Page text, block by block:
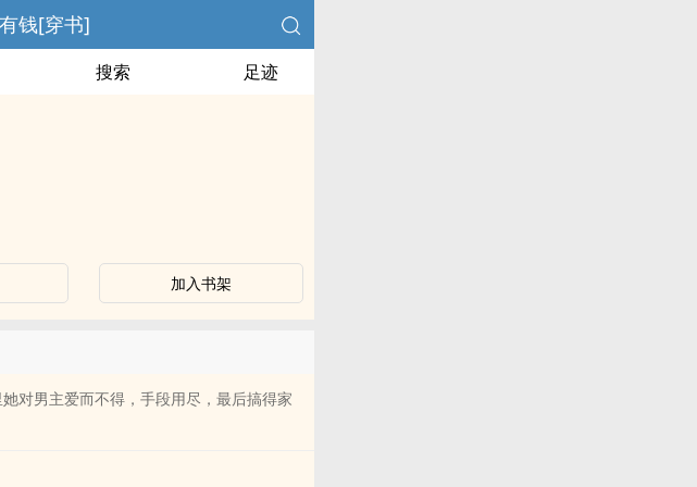
钱[穿书]
搜索 足迹
加入书架
对男主爱而不得，手段用尽，最后搞得家